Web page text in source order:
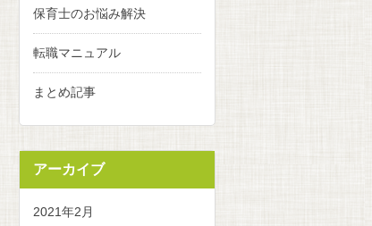
保育士のお悩み解決
転職マニュアル
まとめ記事
アーカイブ
2021年2月